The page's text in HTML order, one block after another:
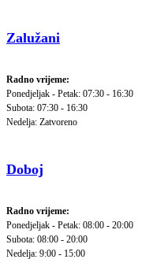
Zalužani
Radno vrijeme:
Ponedjeljak - Petak: 07:30 - 16:30
Subota: 07:30 - 16:30
Nedelja: Zatvoreno
Doboj
Radno vrijeme:
Ponedjeljak - Petak: 08:00 - 20:00
Subota: 08:00 - 20:00
Nedelja: 9:00 - 15:00